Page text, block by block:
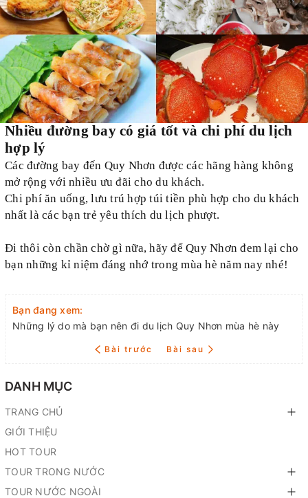
Nhiều đường bay có giá tốt và chi phí du lịch
hợp lý
Các đường bay đến Quy Nhơn được các hãnghàng không
mở rộng vớinhiều ưu đãi cho du khách.
Chi phí ăn uống, lưu trú hợp túi tiền phù hợp cho du khách
nhất là các bạn trẻ yêu thích du lịch phượt.
Đi thôi còn chầnchờ gìnữa, hãy để Quy Nhơn đem lại cho
bạn những kỉ niệm đáng nhớ trong mùa hè năm nay nhé!
Bạn đang xem:
Những lý do mà bạn nên đi du lịch Quy Nhơn mùa hè này
Bài trước Bài sau
DANH MỤC
TRANG CHỦ
GIỚI THIỆU
HOT TOUR
TOUR TRONG NƯỚC
TOUR NƯỚC NGOÀI